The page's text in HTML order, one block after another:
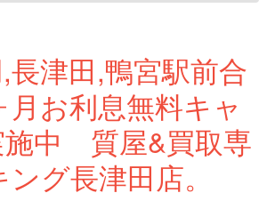
長津田,鴨宮駅前合
月お利息無料キャ
施中 質屋&買取専
グ長津田店。